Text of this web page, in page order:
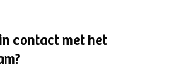
contact met het